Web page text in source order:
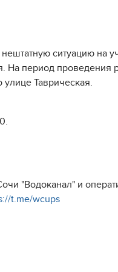
ситуацию на
На период проведения
Таврическая.
"Водоканал" и
t.me/wcups